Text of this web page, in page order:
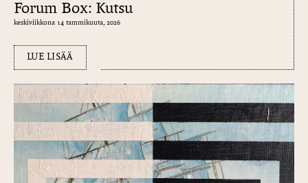
Forum Box: Kutsu
keskiviikkona 14 tammikuuta, 2026
LUE LISÄÄ